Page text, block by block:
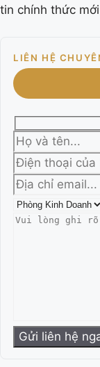
LIÊN HỆ
tin chính thức